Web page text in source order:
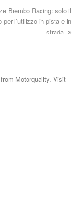
Brembo Racing: solo il
per l’utilizzo in pista e in
strada.
Motorquality. Visit